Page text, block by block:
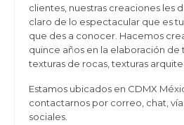
clientes, nuestras creaciones les
claro de lo espectacular que es
que des a conocer. Hacemos
quince años en la elaboración de
texturas de rocas, texturas
Estamos ubicados en CDMX
contactarnos por correo, chat,
sociales.